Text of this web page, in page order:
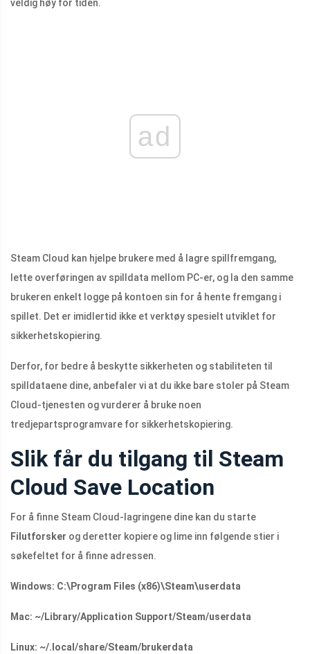
veldig høy for tiden.
ad
Steam Cloud kan hjelpe brukere med å lagre spillfremgang,
lette overføringen av spilldata mellom PC-er, og la den samme
brukeren enkelt logge på kontoen sin for å hente fremgang i
spillet. Det er imidlertid ikke et verktøy spesielt utviklet for
sikkerhetskopiering.
Derfor, for bedre å beskytte sikkerheten og stabiliteten til
spilldataene dine, anbefaler vi at du ikke bare stoler på Steam
Cloud-tjenesten og vurderer å bruke noen
tredjepartsprogramvare for sikkerhetskopiering.
Slik får du tilgang til Steam
Cloud Save Location
For å finne Steam Cloud-lagringene dine kan du starte
Filutforsker og deretter kopiere og lime inn følgende stier i
søkefeltet for å finne adressen.
Windows: C:\Program Files (x86)\Steam\userdata
Mac: ~/Library/Application Support/Steam/userdata
Linux: ~/.local/share/Steam/brukerdata